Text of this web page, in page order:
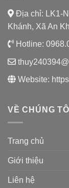
Địa chỉ: LK1-
Khánh, Xã An
Hotline:
Website:
VỀ CHÚNG TÔI
Trang chủ
Giới thiệu
Liên hệ